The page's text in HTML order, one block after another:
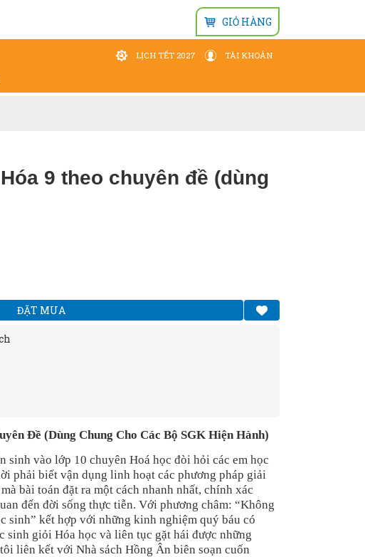
GIỎ HÀNG
LỊCH TẾT 2027 TÀI KHOẢN
9 theo chuyên đề (dùng
ĐẶT MUA
Đề (Dùng Chung Cho Các Bộ SGK Hiện Hành)
vào lớp 10 chuyên Hoá học đòi hỏi các em học
phải biết vận dụng linh hoạt các phương pháp giải
bài toán đặt ra một cách nhanh nhất, chính xác
đến đời sống thực tiễn. Với phương châm: “Không
sinh” kết hợp với những kinh nghiệm quý báu có
sinh giỏi Hóa học và liên tục gặt hái được những
liên kết với Nhà sách Hồng Ân biên soạn cuốn